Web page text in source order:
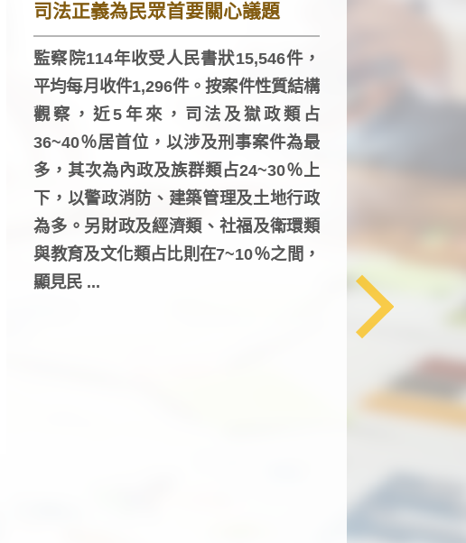
司法正義為民眾首要關心議題
監察院114年收受人民書狀15,546件，
平均每月收件1,296件。按案件性質結構
觀察，近5年來，司法及獄政類占
36~40％居首位，以涉及刑事案件為最
多，其次為內政及族群類占24~30％上
下，以警政消防、建築管理及土地行政
為多。另財政及經濟類、社福及衛環類
與教育及文化類占比則在7~10％之間，
顯見民 ...